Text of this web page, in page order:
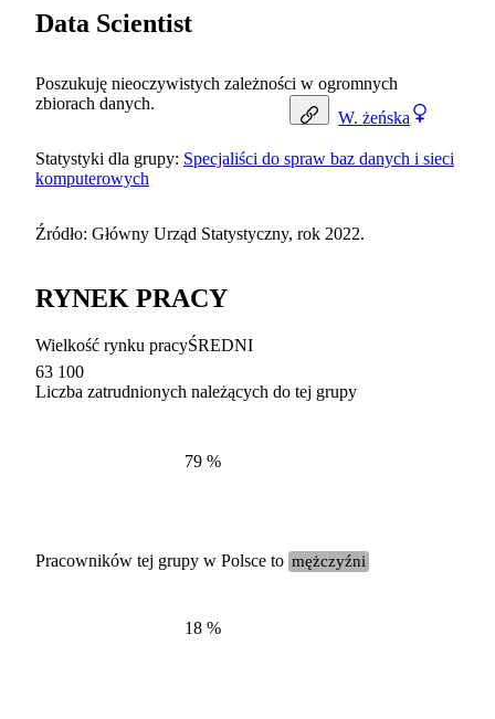
W. żeńska
Data Scientist
Poszukuję nieoczywistych zależności w ogromnych
zbiorach danych.
Statystyki dla grupy: Specjaliści do spraw baz danych i sieci
komputerowych
Źródło: Główny Urząd Statystyczny, rok 2022.
RYNEK PRACY
Wielkość rynku pracyŚREDNI
63 100
Liczba zatrudnionych należących do tej grupy
79 %
Pracowników tej grupy w Polsce to mężczyźni
18 %